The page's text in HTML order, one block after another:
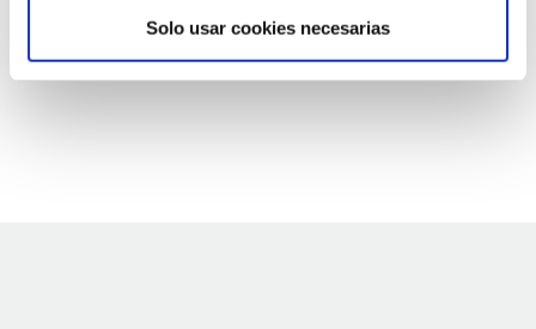
Solo usar cookies necesarias
salto de bueno a increíble.